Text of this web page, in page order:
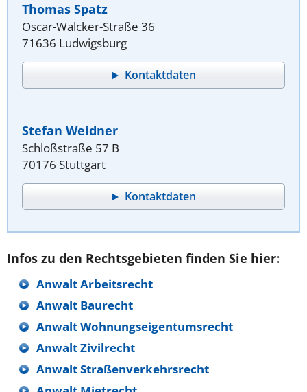
Thomas Spatz
Oscar-Walcker-Straße 36
71636 Ludwigsburg
Kontaktdaten
Stefan Weidner
Schloßstraße 57 B
70176 Stuttgart
Kontaktdaten
Infos zu den Rechtsgebieten finden Sie hier:
Anwalt Arbeitsrecht
Anwalt Baurecht
Anwalt Wohnungseigentumsrecht
Anwalt Zivilrecht
Anwalt Straßenverkehrsrecht